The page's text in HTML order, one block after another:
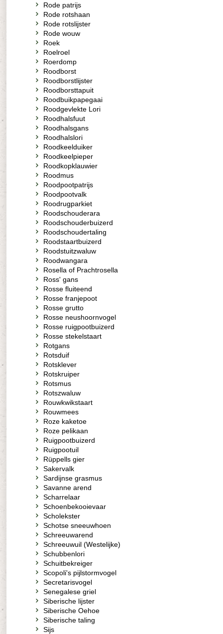
Rode patrijs
Rode rotshaan
Rode rotslijster
Rode wouw
Roek
Roelroel
Roerdomp
Roodborst
Roodborstlijster
Roodborsttapuit
Roodbuikpapegaai
Roodgevlekte Lori
Roodhalsfuut
Roodhalsgans
Roodhalslori
Roodkeelduiker
Roodkeelpieper
Roodkopklauwier
Roodmus
Roodpootpatrijs
Roodpootvalk
Roodrugparkiet
Roodschouderara
Roodschouderbuizerd
Roodschoudertaling
Roodstaartbuizerd
Roodstuitzwaluw
Roodwangara
Rosella of Prachtrosella
Ross' gans
Rosse fluiteend
Rosse franjepoot
Rosse grutto
Rosse neushoornvogel
Rosse ruigpootbuizerd
Rosse stekelstaart
Rotgans
Rotsduif
Rotsklever
Rotskruiper
Rotsmus
Rotszwaluw
Rouwkwikstaart
Rouwmees
Roze kaketoe
Roze pelikaan
Ruigpootbuizerd
Ruigpootuil
Rüppells gier
Sakervalk
Sardijnse grasmus
Savanne arend
Scharrelaar
Schoenbekooievaar
Scholekster
Schotse sneeuwhoen
Schreeuwarend
Schreeuwuil (Westelijke)
Schubbenlori
Schuitbekreiger
Scopoli's pijlstormvogel
Secretarisvogel
Senegalese griel
Siberische lijster
Siberische Oehoe
Siberische taling
Sijs